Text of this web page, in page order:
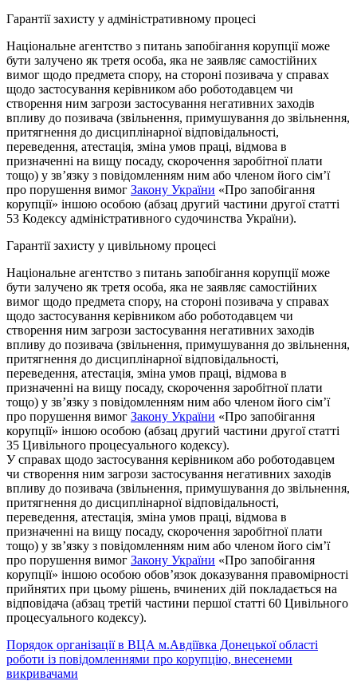
Гарантії захисту у адміністративному процесі
Національне агентство з питань запобігання корупції може
бути залучено як третя особа, яка не заявляє самостійних
вимог щодо предмета спору, на стороні позивача у справах
щодо застосування керівником або роботодавцем чи
створення ним загрози застосування негативних заходів
впливу до позивача (звільнення, примушування до звільнення,
притягнення до дисциплінарної відповідальності,
переведення, атестація, зміна умов праці, відмова в
призначенні на вищу посаду, скорочення заробітної плати
тощо) у зв’язку з повідомленням ним або членом його сім’ї
про порушення вимог Закону України «Про запобігання
корупції» іншою особою (абзац другий частини другої статті
53 Кодексу адміністративного судочинства України).
Гарантії захисту у цивільному процесі
Національне агентство з питань запобігання корупції може
бути залучено як третя особа, яка не заявляє самостійних
вимог щодо предмета спору, на стороні позивача у справах
щодо застосування керівником або роботодавцем чи
створення ним загрози застосування негативних заходів
впливу до позивача (звільнення, примушування до звільнення,
притягнення до дисциплінарної відповідальності,
переведення, атестація, зміна умов праці, відмова в
призначенні на вищу посаду, скорочення заробітної плати
тощо) у зв’язку з повідомленням ним або членом його сім’ї
про порушення вимог Закону України «Про запобігання
корупції» іншою особою (абзац другий частини другої статті
35 Цивільного процесуального кодексу).
У справах щодо застосування керівником або роботодавцем
чи створення ним загрози застосування негативних заходів
впливу до позивача (звільнення, примушування до звільнення,
притягнення до дисциплінарної відповідальності,
переведення, атестація, зміна умов праці, відмова в
призначенні на вищу посаду, скорочення заробітної плати
тощо) у зв’язку з повідомленням ним або членом його сім’ї
про порушення вимог Закону України «Про запобігання
корупції» іншою особою обов’язок доказування правомірності
прийнятих при цьому рішень, вчинених дій покладається на
відповідача (абзац третій частини першої статті 60 Цивільного
процесуального кодексу).
Порядок організації в ВЦА м.Авдіївка Донецької області
роботи із повідомленнями про корупцію, внесенеми
викривачами